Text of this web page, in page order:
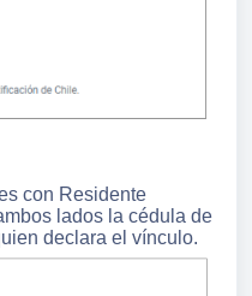
con Residente
lados la cédula de
declara el vínculo.